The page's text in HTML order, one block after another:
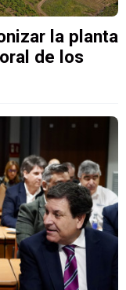
la planta
de los